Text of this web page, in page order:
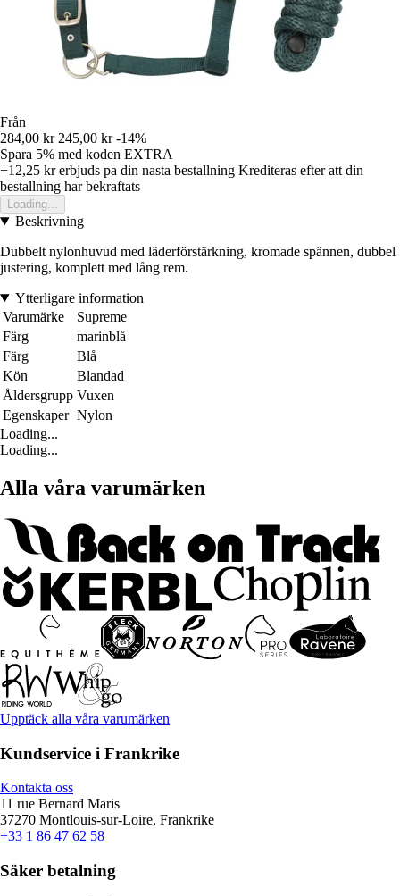
Från
284,00 kr 245,00 kr -14%
Spara 5% med koden EXTRA
+12,25 krerbjuds pa din nasta bestallning Krediteras efter att din
bestallning har bekraftats
Loading...
Beskrivning
Dubbelt nylonhuvud med läderförstärkning, kromade spännen, dubbel
justering, komplett med lång rem.
Ytterligare information
Varumärke
Supreme
Färg
marinblå
Färg
Blå
Kön
Blandad
Åldersgrupp Vuxen
Egenskaper Nylon
Loading...
Loading...
Alla våra varumärken
Upptäck alla våra varumärken
Kundservice i Frankrike
Kontakta oss
11 rue Bernard Maris
37270 Montlouis-sur-Loire, Frankrike
+33 1 86 47 62 58
Säker betalning